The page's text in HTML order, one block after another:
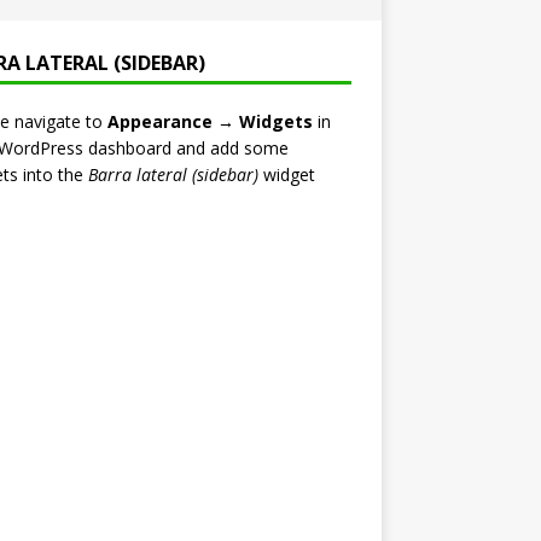
LATERAL (SIDEBAR)
navigate to Appearance → Widgets in
dashboard and add some
into the Barra lateral (sidebar)widget